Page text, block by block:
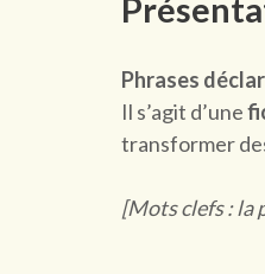
Phrases
Il s’agit d’une
transformer
[Mots clefs : la